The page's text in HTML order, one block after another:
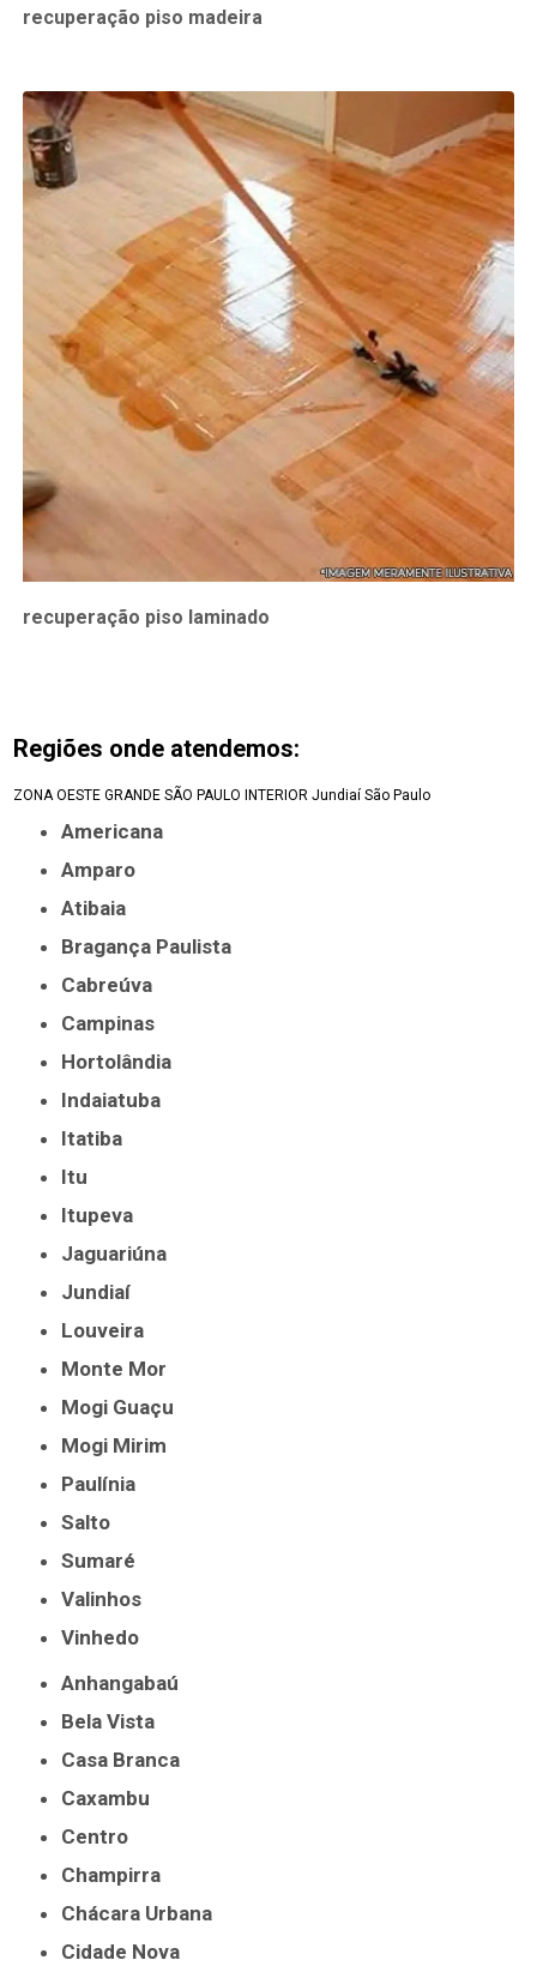
recuperação piso madeira
recuperação piso laminado
Regiões onde atendemos:
ZONA OESTE GRANDE SÃO PAULO INTERIOR Jundiaí São Paulo
Americana
Amparo
Atibaia
Bragança Paulista
Cabreúva
Campinas
Hortolândia
Indaiatuba
Itatiba
Itu
Itupeva
Jaguariúna
Jundiaí
Louveira
Monte Mor
Mogi Guaçu
Mogi Mirim
Paulínia
Salto
Sumaré
Valinhos
Vinhedo
Anhangabaú
Bela Vista
Casa Branca
Caxambu
Centro
Champirra
Chácara Urbana
Cidade Nova